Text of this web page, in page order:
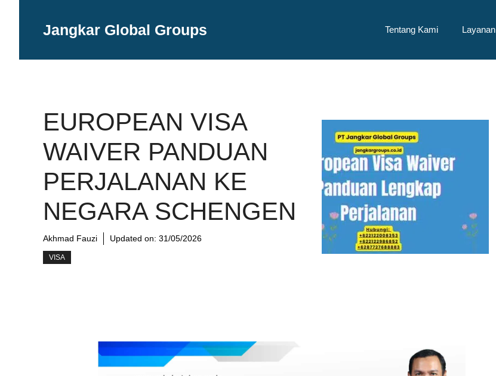
Jangkar Global Groups Tentang Kami Layanan
EUROPEAN VISA
WAIVER PANDUAN
PERJALANAN KE
NEGARA SCHENGEN
Akhmad Fauzi Updated on: 31/05/2026
VISA